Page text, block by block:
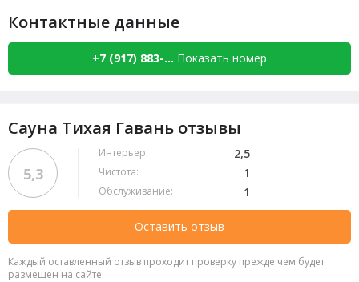
Контактные данные
+7 (917) 883-... Показать номер
Сауна Тихая Гавань отзывы
5,3
Интерьер: 2,5
Чистота: 1
Обслуживание: 1
Оставить отзыв
Каждый оставленный отзыв проходит проверку прежде чем будет
размещен на сайте.